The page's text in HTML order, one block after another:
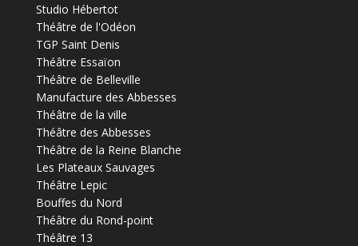
Studio Hébertot
Théâtre de l'Odéon
TGP Saint Denis
Théâtre Essaïon
Théâtre de Belleville
Manufacture des Abbesses
Théâtre de la ville
Théâtre des Abbesses
Théâtre de la Reine Blanche
Les Plateaux Sauvages
Théâtre Lepic
Bouffes du Nord
Théâtre du Rond-point
Théâtre 13